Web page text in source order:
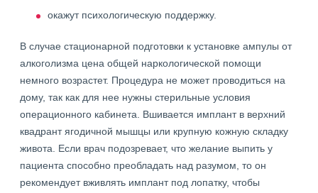
окажут психологическую поддержку.
В случае стационарной подготовки к установке ампулы от
алкоголизма цена общей наркологической помощи
немного возрастет. Процедура не может проводиться на
дому, так как для нее нужны стерильные условия
операционного кабинета. Вшивается имплант в верхний
квадрант ягодичной мышцы или крупную кожную складку
живота. Если врач подозревает, что желание выпить у
пациента способно преобладать над разумом, то он
рекомендует вживлять имплант под лопатку, чтобы